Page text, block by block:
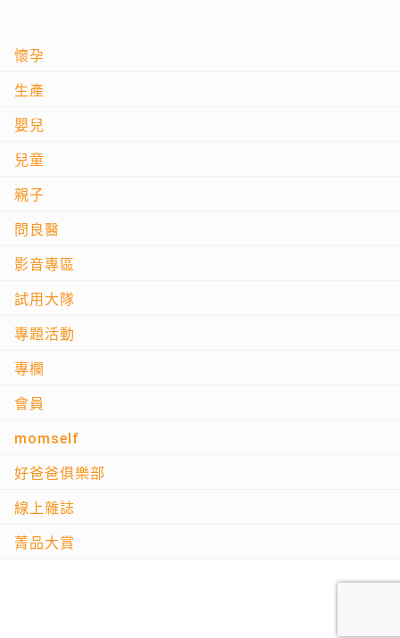
懷孕
生產
嬰兒
兒童
親子
問良醫
影音專區
試用大隊
專題活動
專欄
會員
momself
好爸爸俱樂部
線上雜誌
菁品大賞